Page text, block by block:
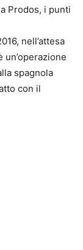
Prodos, i punti
nell’attesa
spagnola
con il